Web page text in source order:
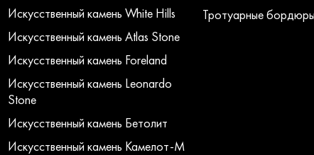
Искусcтвенный камень White Hills
Искусcтвенный камень Atlas Stone
Искусcтвенный камень Foreland
Искусcтвенный камень Leonardo
Stone
Искусcтвенный камень Бетолит
Искусcтвенный камень Камелот-М
Тротуарные бордюры